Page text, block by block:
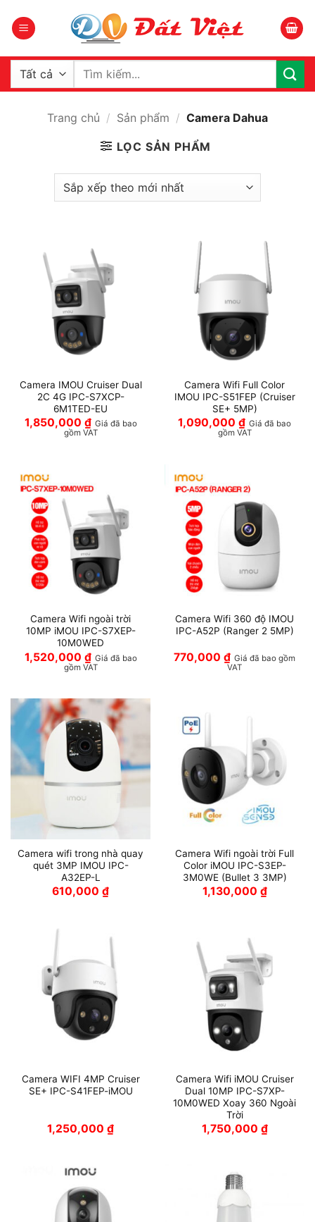
qua
dung
Tìm
Trang chủ / Sản phẩm / Camera Dahua
LỌC SẢN PHẨM
Camera IMOU Cruiser Dual
2C 4G IPC-S7XCP-
6M1TED-EU
1,850,000 ₫ Giá đã bao
gồm VAT
Camera Wifi Full Color
IMOU IPC-S51FEP (Cruiser
SE+ 5MP)
1,090,000 ₫ Giá đã bao
gồm VAT
Camera Wifi ngoài trời
10MP iMOU IPC-S7XEP-
10M0WED
1,520,000 ₫ Giá đã bao
gồm VAT
Camera Wifi 360 độ IMOU
IPC-A52P (Ranger 2 5MP)
770,000 ₫ Giá đã bao gồm
VAT
Camera wifi trong nhà quay
quét 3MP IMOU IPC-
A32EP-L
610,000 ₫
Camera Wifi ngoài trời Full
Color iMOU IPC-S3EP-
3M0WE (Bullet 3 3MP)
1,130,000 ₫
Camera WIFI 4MP Cruiser
SE+ IPC-S41FEP-iMOU
1,250,000 ₫
Camera Wifi iMOU Cruiser
Dual 10MP IPC-S7XP-
10M0WED Xoay 360 Ngoài
Trời
1,750,000 ₫